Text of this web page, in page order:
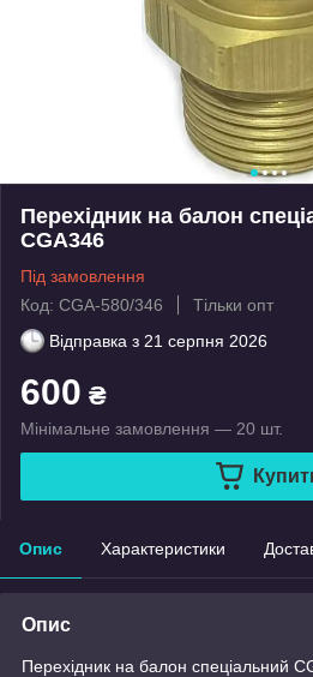
Перехідник на балон
CGA346
Під замовлення
Код: CGA-580/346
Тільки опт
Відправка з 21 серпня 2026
600 ₴
Мінімальне замовлення — 20 шт.
Опис Характеристики
Опис
Перехідник на балон спеціальний